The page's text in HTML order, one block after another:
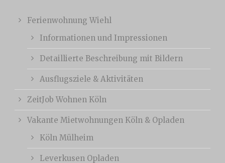
Ferienwohnung Wiehl
Informationen und Impressionen
Detaillierte Beschreibung mit Bildern
Ausflugsziele & Aktivitäten
ZeitJob Wohnen Köln
Vakante Mietwohnungen Köln & Opladen
Köln Mülheim
Leverkusen Opladen